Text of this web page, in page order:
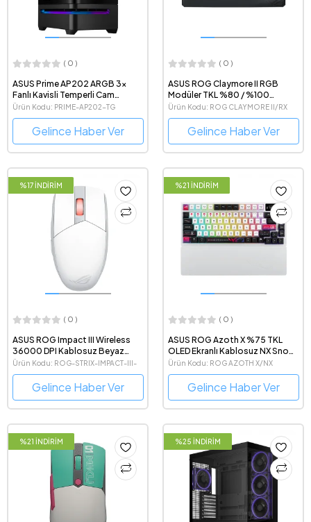
( 0 )
ASUS Prime AP202 ARGB 3x
Fanlı Kavisli Temperli Cam
Gaming Bilgisayar Kasası
Ürün Kodu: PRIME-AP202-TG
Gelince Haber Ver
( 0 )
ASUS ROG Claymore II RGB
Modüler TKL %80 / %100
Kablosuz Mekanik RX Red
Switch İngilizce Q Oyuncu
Klavyesi
Ürün Kodu: ROG CLAYMORE II/RX
RED/PBT/UK
Gelince Haber Ver
%17 İNDİRİM
( 0 )
ASUS ROG Impact III Wireless
36000 DPI Kablosuz Beyaz
Gaming Mouse
Ürün Kodu: ROG-STRIX-IMPACT-III-
WL-WHITE-EDITION
Gelince Haber Ver
%21 İNDİRİM
( 0 )
ASUS ROG Azoth X %75 TKL
OLED Ekranlı Kablosuz NX Snow
V2 Switch Türkçe Q Gaming
Klavye
Ürün Kodu: ROG AZOTH X/NX
SNOW/PBT/TR
Gelince Haber Ver
%21 İNDİRİM %25 İNDİRİM